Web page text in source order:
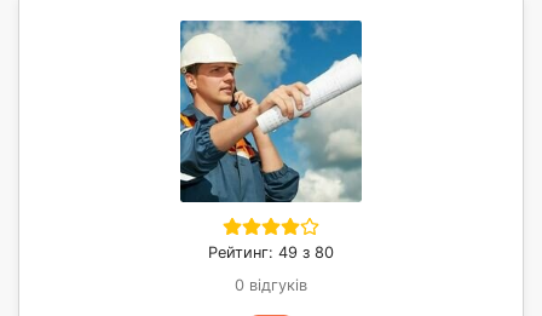
Рейтинг: 49 з 80
0 відгуків